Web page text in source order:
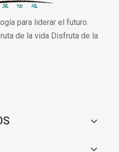
para liderar el futuro.
de la vida Disfruta de la